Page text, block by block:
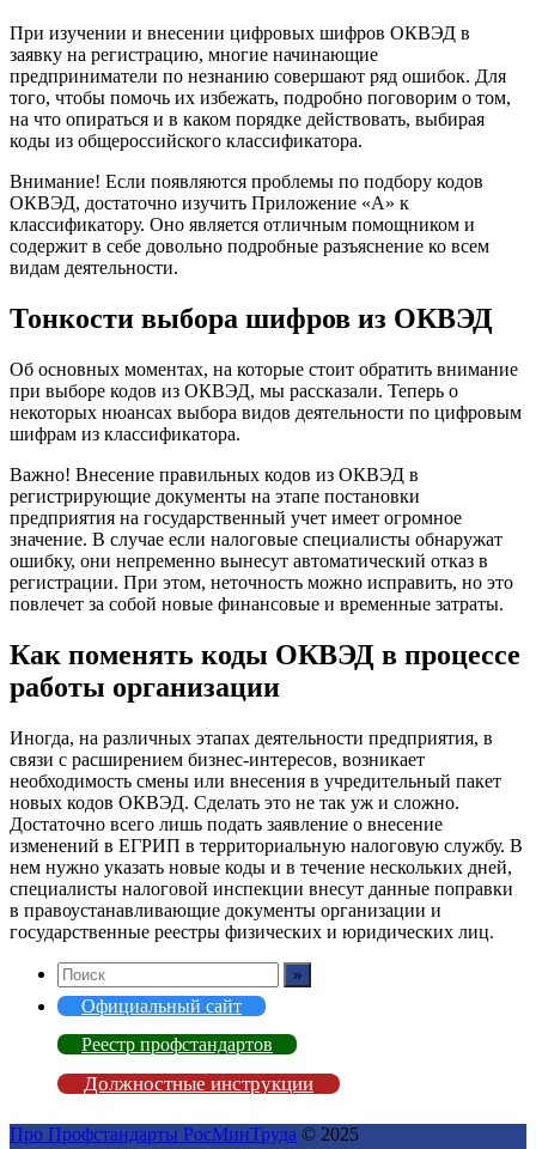
При изучении и внесении цифровых шифров ОКВЭД в
заявку на регистрацию, многие начинающие
предприниматели по незнанию совершают ряд ошибок. Для
того, чтобы помочь их избежать, подробно поговорим о том,
на что опираться и в каком порядке действовать, выбирая
коды из общероссийского классификатора.
Внимание! Если появляются проблемы по подбору кодов
ОКВЭД, достаточно изучить Приложение «А» к
классификатору. Оно является отличным помощником и
содержит в себе довольно подробные разъяснение ко всем
видам деятельности.
Тонкости выбора шифров из ОКВЭД
Об основных моментах, на которые стоит обратить внимание
при выборе кодов из ОКВЭД, мы рассказали. Теперь о
некоторых нюансах выбора видов деятельности по цифровым
шифрам из классификатора.
Важно! Внесение правильных кодов из ОКВЭД в
регистрирующие документы на этапе постановки
предприятия на государственный учет имеет огромное
значение. В случае если налоговые специалисты обнаружат
ошибку, они непременно вынесут автоматический отказ в
регистрации. При этом, неточность можно исправить, но это
повлечет за собой новые финансовые и временные затраты.
Как поменять коды ОКВЭД в процессе
работы организации
Иногда, на различных этапах деятельности предприятия, в
связи с расширением бизнес-интересов, возникает
необходимость смены или внесения в учредительный пакет
новых кодов ОКВЭД. Сделать это не так уж и сложно.
Достаточно всего лишь подать заявление о внесение
изменений в ЕГРИП в территориальную налоговую службу. В
нем нужно указать новые коды и в течение нескольких дней,
специалисты налоговой инспекции внесут данные поправки
в правоустанавливающие документы организации и
государственные реестры физических и юридических лиц.
Официальный сайт
Реестр профстандартов
Должностные инструкции
Про Профстандарты РосМинТруда © 2025